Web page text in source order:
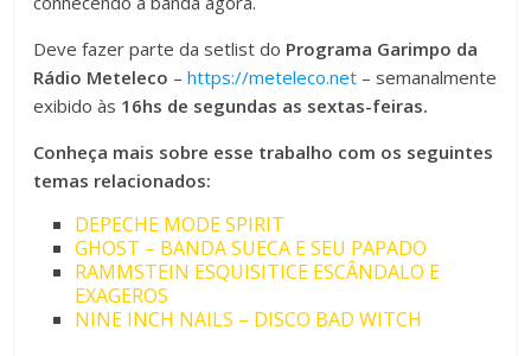
Deve fazer parte da setlist do Programa Garimpo da
Rádio Meteleco –https://meteleco.net – semanalmente
exibido às 16hs de segundas as sextas-feiras.
Conheça mais sobre esse trabalho com os seguintes
temas relacionados:
DEPECHE MODE SPIRIT
GHOST – BANDA SUECA E SEU PAPADO
RAMMSTEIN ESQUISITICE ESCÂNDALO E
EXAGEROS
NINE INCH NAILS – DISCO BAD WITCH